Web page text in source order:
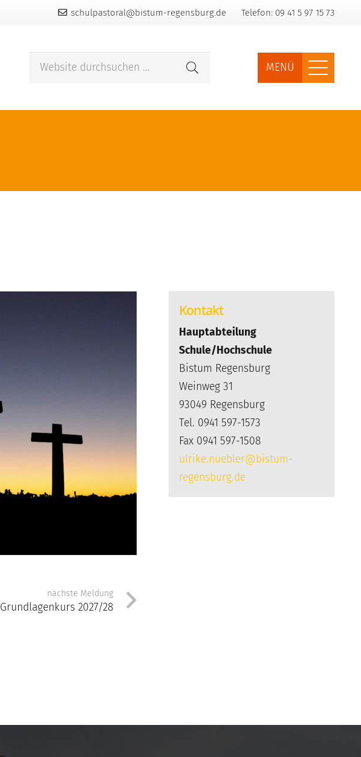
schulpastoral@bistum-regensburg.de Telefon: 09 41 5 97 15 73
MENÜ
nächste Meldung
Grundlagenkurs 2027/28
Kontakt
Hauptabteilung
Schule/Hochschule
Bistum Regensburg
Weinweg 31
93049 Regensburg
Tel. 0941 597-1573
Fax 0941 597-1508
ulrike.nuebler@bistum-
regensburg.de